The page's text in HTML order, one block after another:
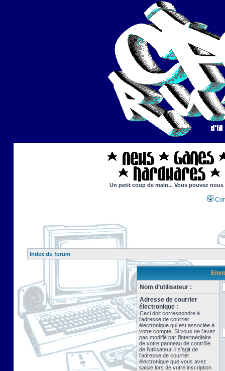
Un petit coup de main... Vous pouvez
Index du forum
Nom d’utilisateur :
Adresse de courrier
électronique :
Ceci doit correspondre à
l’adresse de courrier
électronique qui est associée à
votre compte. Si vous ne l’avez
pas modifié par l’intermédiaire
de votre panneau de contrôle
de l’utilisateur, il s’agit de
l’adresse de courrier
électronique que vous avez
saisie lors de votre inscription.